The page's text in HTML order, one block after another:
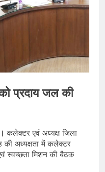
प्रदाय जल की
कलेक्टर एवं अध्यक्ष जिला
की अध्यक्षता में कलेक्टर
स्वच्छता मिशन की बैठक